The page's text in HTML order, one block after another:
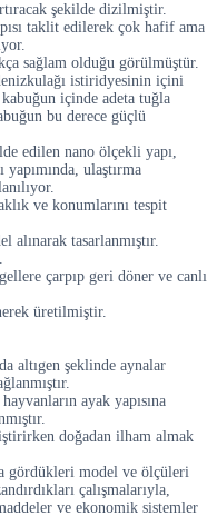
şekilde dizilmiştir.
taklit edilerek çok hafif ama
sağlam olduğu görülmüştür.
istiridyesinin içini
içinde adeta tuğla
bu derece güçlü
edilen nano ölçekli yapı,
ulaştırma
ve konumlarını tespit
tasarlanmıştır.
çarpıp geri döner ve canlı
üretilmiştir.
altıgen şeklinde aynalar
ayak yapısına
doğadan ilham almak
gördükleri model ve ölçüleri
çalışmalarıyla,
ve ekonomik sistemler